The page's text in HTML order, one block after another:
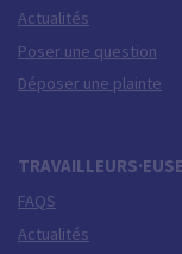
Actualités
Poser une question
Déposer une plainte
FAQS
Actualités